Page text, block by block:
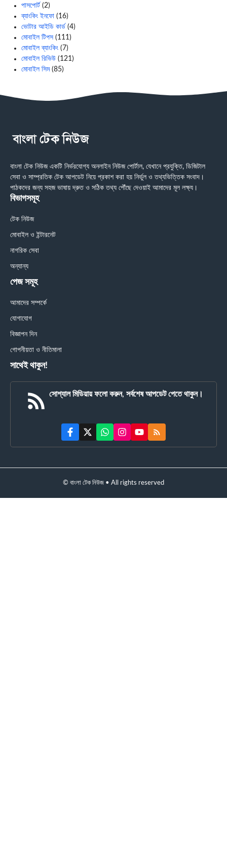
পাসপোর্ট (2)
ব্যাংকিং ইনফো (16)
ভোটার আইডি কার্ড (4)
মোবাইল টিপস (111)
মোবাইল ব্যাংকিং (7)
মোবাইল রিভিউ (121)
মোবাইল সিম(85)
বাংলা টেক নিউজ একটি নির্ভরযোগ্য অনলাইন নিউজ পোর্টাল, যেখানে প্রযুক্তি, ডিজিটাল
সেবা ও সাম্প্রতিক টেক আপডেট নিয়ে প্রকাশ করা হয় নির্ভুল ও তথ্যভিত্তিক সংবাদ।
পাঠকদের জন্য সহজ ভাষায় দ্রুত ও সঠিক তথ্য পৌঁছে দেওয়াই আমাদের মূল লক্ষ্য।
বিভাগসমূহ
টেক নিউজ
মোবাইল ও ইন্টারনেট
নাগরিক সেবা
অন্যান্য
পেজ সমূহ
আমাদের সম্পর্কে
যোগাযোগ
বিজ্ঞাপন দিন
গোপনীয়তা ও নীতিমালা
সাথেই থাকুন!
সোশ্যাল মিডিয়ায় ফলো করুন, সর্বশেষ আপডেট পেতে থাকুন।
© বাংলা টেক নিউজ • All rights reserved